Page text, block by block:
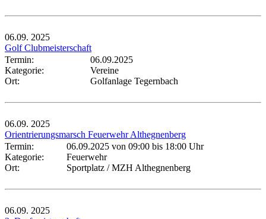
06.09. 2025
Golf Clubmeisterschaft
Termin:
06.09.2025
Kategorie:
Vereine
Ort:
Golfanlage Tegernbach
06.09. 2025
Orientrierungsmarsch Feuerwehr Althegnenberg
Termin:
06.09.2025 von 09:00 bis 18:00 Uhr
Kategorie:
Feuerwehr
Ort:
Sportplatz / MZH Althegnenberg
06.09. 2025